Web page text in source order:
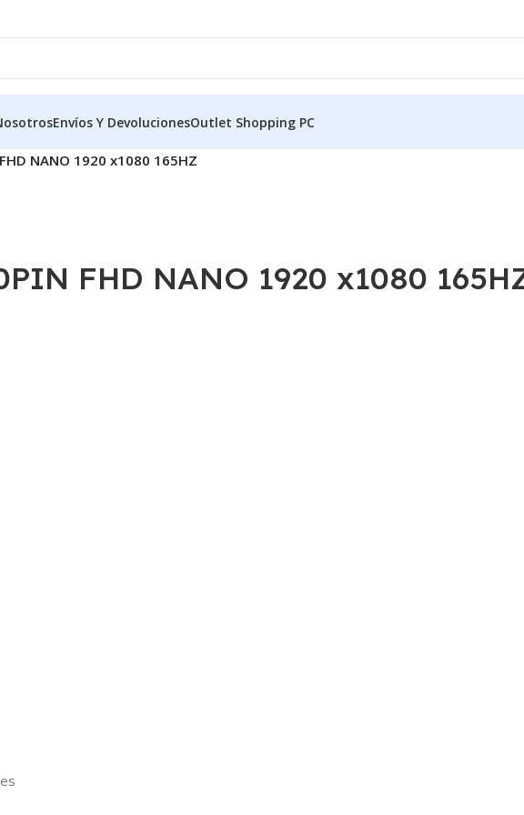
Envíos Y DevolucionesOutlet Shopping PC
NANO 1920 x1080 165HZ
FHD NANO 1920 x1080